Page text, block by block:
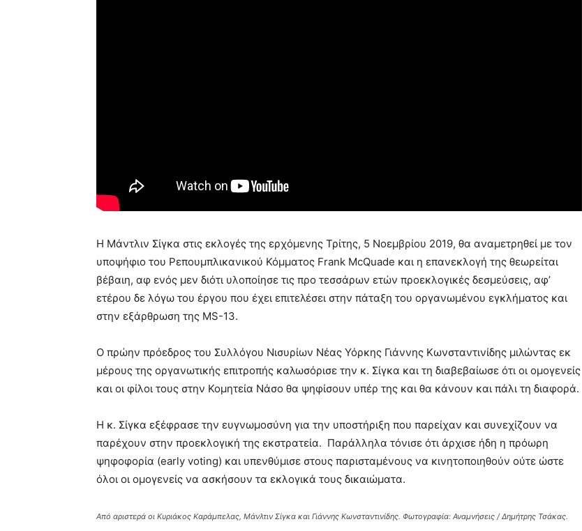
Η Μάντλιν Σίγκα στις εκλογές της ερχόμενης Τρίτης, 5 Νοεμβρίου 2019, θα αναμετρηθεί με τον
υποψήφιο του Ρεπουμπλικανικού Κόμματος Frank McQuade και η επανεκλογή της θεωρείται
βέβαιη, αφ ενός μεν διότι υλοποίησε τις προ τεσσάρων ετών προεκλογικές δεσμεύσεις, αφ’
ετέρου δε λόγω του έργου που έχει επιτελέσει στην πάταξη του οργανωμένου εγκλήματος και
στην εξάρθρωση της MS-13.
Ο πρώην πρόεδρος του Συλλόγου Νισυρίων Νέας Υόρκης Γιάννης Κωνσταντινίδης μιλώντας εκ
μέρους της οργανωτικής επιτροπής καλωσόρισε την κ. Σίγκα και τη διαβεβαίωσε ότι οι ομογενείς
και οι φίλοι τους στην Κομητεία Νάσο θα ψηφίσουν υπέρ της και θα κάνουν και πάλι τη διαφορά.
H κ. Σίγκα εξέφρασε την ευγνωμοσύνη για την υποστήριξη που παρείχαν και συνεχίζουν να
παρέχουν στην προεκλογική της εκστρατεία. Παράλληλα τόνισε ότι άρχισε ήδη η πρόωρη
ψηφοφορία (early voting) και υπενθύμισε στους παρισταμένους να κινητοποιηθούν ούτε ώστε
όλοι οι ομογενείς να ασκήσουν τα εκλογικά τους δικαιώματα.
Από αριστερά οι Κυριάκος Καράμπελας, Μάνλτιν Σίγκα και Γιάννης Κωνσταντινίδης. Φωτογραφία: Αναμνήσεις / Δημήτρης Τσάκας.